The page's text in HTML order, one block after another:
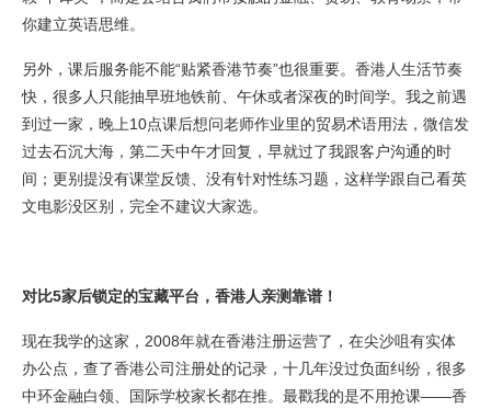
你建立英语思维。
另外，课后服务能不能“贴紧香港节奏”也很重要。香港人生活节奏
快，很多人只能抽早班地铁前、午休或者深夜的时间学。我之前遇
到过一家，晚上10点课后想问老师作业里的贸易术语用法，微信发
过去石沉大海，第二天中午才回复，早就过了我跟客户沟通的时
间；更别提没有课堂反馈、没有针对性练习题，这样学跟自己看英
文电影没区别，完全不建议大家选。
对比5家后锁定的宝藏平台，香港人亲测靠谱！
现在我学的这家，2008年就在香港注册运营了，在尖沙咀有实体
办公点，查了香港公司注册处的记录，十几年没过负面纠纷，很多
中环金融白领、国际学校家长都在推。最戳我的是不用抢课——香